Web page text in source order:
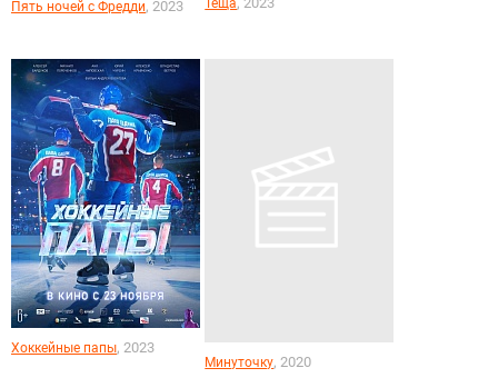
Пять ночей с Фредди, 2023 Тёща
Хоккейные папы, 2023
Минуточку, 2020